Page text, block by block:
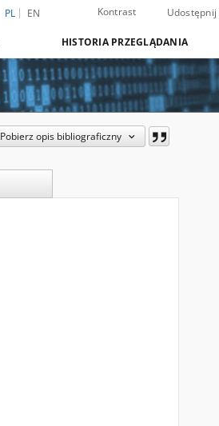
PL EN Kontrast Udostępnij
HISTORIA PRZEGLĄDANIA
Pobierz opis bibliograficzny